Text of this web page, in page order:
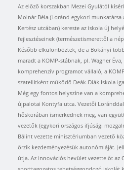
Az előző korszakban Mezei Gyulától
Molnár Béla (Loránd egykori munkatársa
Kertész utcában) kereste az iskola új
fejlesztéseinek (természetismerettől a
Később elkülönböztek, de a Bokányi
maradt a KOMP-stábnak, pl. Wagner
komprehenzív programot vállaló, a
szatellitként működő Deák-Diák Iskola
Még egy fontos helyszíne van a
újpalotai Kontyfa utca. Vezetői
hőskorában ismerkednek meg, van
vezetők (egykori országos ifjúsági
Bálint vezette minisztériumban vezető
őrzik kezdeményezésük autonómiáját.
útja. Az innovációs hevület vezette őt az